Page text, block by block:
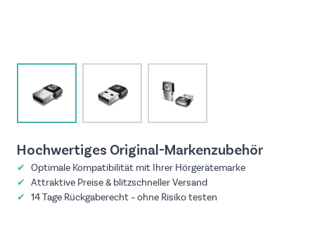
Hochwertiges Original-Marken­zubehör
✔ Optimale Kompatibilität mit Ihrer Hörgeräte­marke
✔ Attraktive Preise & blitzschneller Versand
✔ 14 Tage Rückgaberecht – ohne Risiko testen